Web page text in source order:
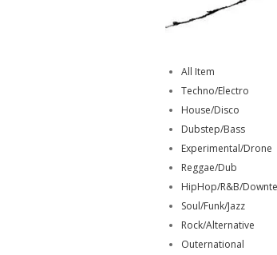
All Item
Techno/Electro
House/Disco
Dubstep/Bass
Experimental/Drone
Reggae/Dub
HipHop/R&B/
Soul/Funk/Jazz
Rock/Alternative
Outernational